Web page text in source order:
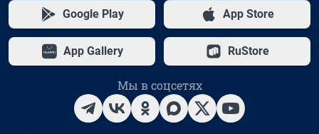
Google Play App Store
App Gallery RuStore
Мы в соцсетях